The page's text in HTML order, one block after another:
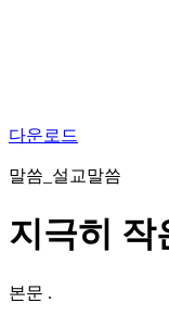
다운로드
말씀_설교말씀
지극히 작
본문 .